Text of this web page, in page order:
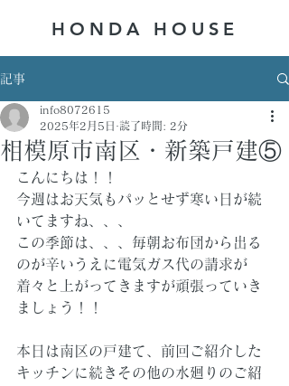
HONDA ​HOUSE
記事
相模原市南区・新築戸建⑤
info8072615
2025年2月5日
読了時間: 2分
こんにちは！！
今週はお天気もパッとせず寒い日が続
いてますね、、、
この季節は、、、毎朝お布団から出る
のが辛いうえに電気ガス代の請求が
着々と上がってきますが頑張っていき
ましょう！！
本日は南区の戸建て、前回ご紹介した
キッチンに続きその他の水廻りのご紹